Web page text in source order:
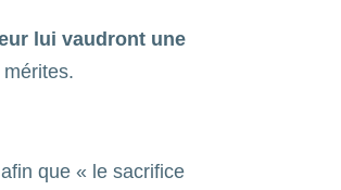
lui vaudront une
que « le sacrifice